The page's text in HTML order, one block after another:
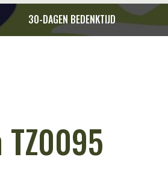
30-DAGEN BEDENKTIJD